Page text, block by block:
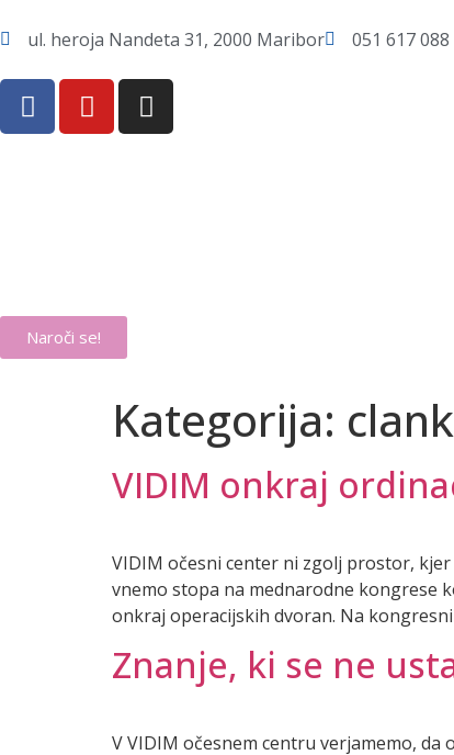
ul. heroja Nandeta 31, 2000 Maribor 051 617 088
Naroči se!
Kategorija:
VIDIM onkraj
VIDIM očesni center ni zgolj prostor,
vnemo stopa na mednarodne kongrese
onkraj operacijskih dvoran. Na
Znanje, ki se ne
V VIDIM očesnem centru verjamemo,